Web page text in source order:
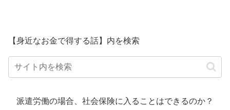
【身近なお金で得する話】内を検索
派遣労働の場合、社会保険に入ることはできるのか？